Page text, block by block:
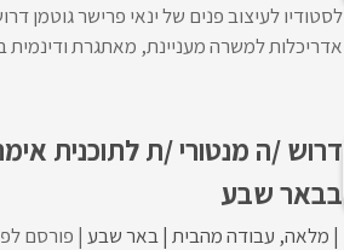
לסטודיו לעיצוב פנים של ינאי פרישר
אדריכלות למשרה מעניינת, מאתגרת ודינמית
דרוש /ה מנטורי /ת לתוכנית
בבאר שבע
מלאה עבודה מהבית באר שבע פורסם